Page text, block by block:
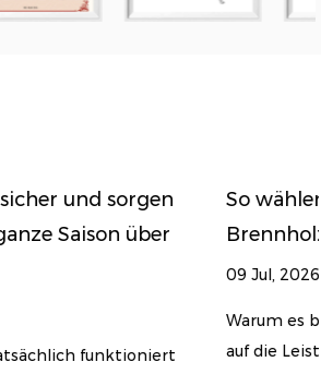
Sie den richtigen Holzspalter
und Ihre Holzart
bei der Auswahl eines Holzspalters
ankommt A Holzspalter ...